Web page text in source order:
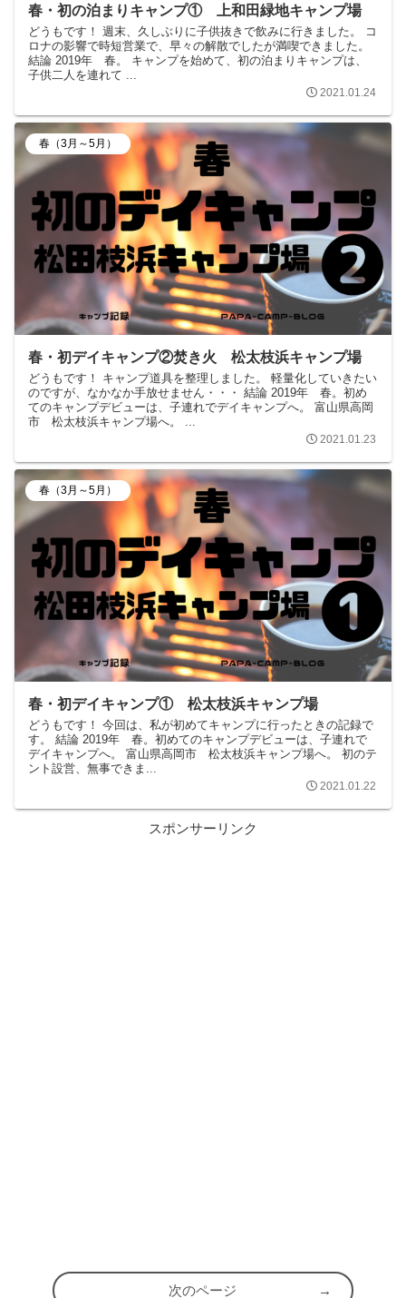
春・初の泊まりキャンプ① 上和田緑地キャンプ場
どうもです！ 週末、久しぶりに子供抜きで飲みに行きました。 コ
ロナの影響で時短営業で、早々の解散でしたが満喫できました。
結論 2019年 春。 キャンプを始めて、初の泊まりキャンプは、
子供二人を連れて ...
2021.01.24
春（3月～5月）
春・初デイキャンプ②焚き火 松太枝浜キャンプ場
どうもです！ キャンプ道具を整理しました。 軽量化していきたい
のですが、なかなか手放せません・・・ 結論 2019年 春。初め
てのキャンプデビューは、子連れでデイキャンプへ。 富山県高岡
市 松太枝浜キャンプ場へ。 ...
2021.01.23
春（3月～5月）
春・初デイキャンプ① 松太枝浜キャンプ場
どうもです！ 今回は、私が初めてキャンプに行ったときの記録で
す。 結論 2019年 春。初めてのキャンプデビューは、子連れで
デイキャンプへ。 富山県高岡市 松太枝浜キャンプ場へ。 初のテ
ント設営、無事できま...
2021.01.22
スポンサーリンク
次のページ